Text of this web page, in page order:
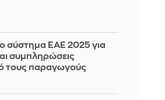
σύστημα ΕΑΕ 2025 για
συμπληρώσεις
τους παραγωγούς